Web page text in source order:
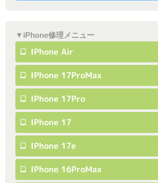
▼iPhone修理メニュー
IPhone Air
IPhone 17ProMax
IPhone 17Pro
IPhone 17
IPhone 17e
IPhone 16ProMax